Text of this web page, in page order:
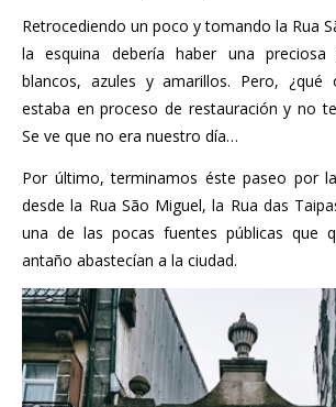
Retrocediendo un poco y tomando la Rua
la esquina debería haber una preciosa
blancos, azules y amarillos. Pero, ¿qué
estaba en proceso de restauración y no
Se ve que no era nuestro día…
Por último, terminamos éste paseo por
desde la Rua São Miguel, la Rua das
una de las pocas fuentes públicas que
antaño abastecían a la ciudad.